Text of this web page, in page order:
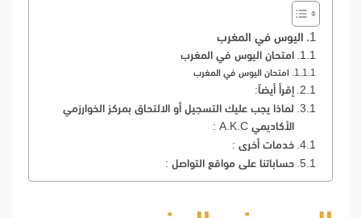
اليوس في المغرب
امتحان اليوس في المغرب
امتحان اليوس في المغرب
إقرأ أيضاً:
لماذا يجب عليك التسجيل أو الالتحاق بمركز الخوارزمي
الأكاديمي A.K.C :
خدمات أخرى :
حساباتنا على مواقع التواصل :